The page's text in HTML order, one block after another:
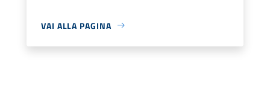
VAI ALLA PAGINA